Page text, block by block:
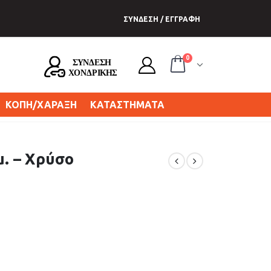
ΣΥΝΔΕΣΗ / ΕΓΓΡΑΦΗ
0
ΚΟΠΗ/ΧΑΡΑΞΗ ΚΑΤΑΣΤΗΜΑΤΑ
– Χρύσο